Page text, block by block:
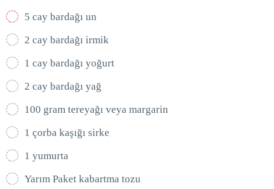
5 cay bardağı un
2 cay bardağı irmik
1 cay bardağı yoğurt
2 cay bardağı yağ
100 gram tereyağı veya margarin
1 çorba kaşığı sirke
1 yumurta
Yarım Paket kabartma tozu